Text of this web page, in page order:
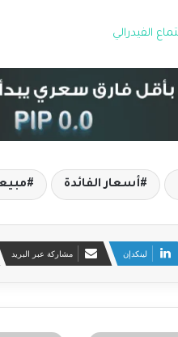
الفيدرالي
أسعار الفائدة
لينكدإن مشاركة عبر البريد